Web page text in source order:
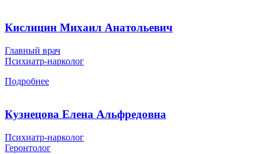
Кислицин Михаил Анатольевич
Главный врач
Психиатр-нарколог
Подробнее
Кузнецова Елена Альфредовна
Психиатр-нарколог
Геронтолог